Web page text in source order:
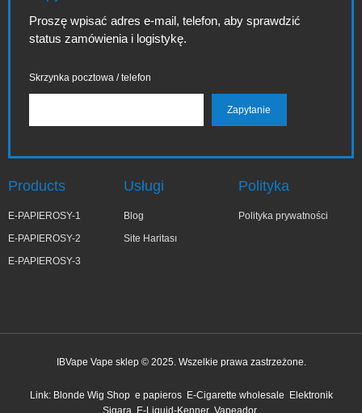
Proszę wpisać adres e-mail, telefon, aby sprawdzić
status zamówienia i logistykę.
Skrzynka pocztowa / telefon
Products
E-PAPIEROSY-1
E-PAPIEROSY-2
E-PAPIEROSY-3
Usługi
Blog
Site Haritası
Polityka
Polityka prywatności
IBVape Vape sklep © 2025. Wszelkie prawa zastrzeżone.
Link: Blonde Wig Shop e papieros E-Cigarette wholesale
Elektronik
Sigara
E-Liquid-Kenner Vapeador
niedawno kupiony